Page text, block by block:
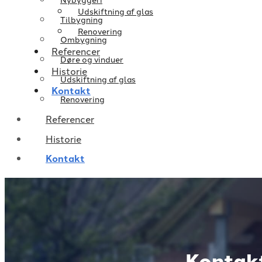
Udskiftning af glas
Renovering
Referencer
Historie
Kontakt
Tilbygning
Ombygning
Døre og vinduer
Udskiftning af glas
Renovering
Referencer
Historie
Kontakt